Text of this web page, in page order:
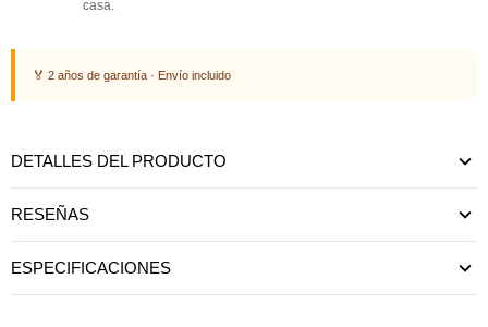
casa.
🏅 2 años de garantía · Envío incluido
DETALLES DEL PRODUCTO
RESEÑAS
ESPECIFICACIONES